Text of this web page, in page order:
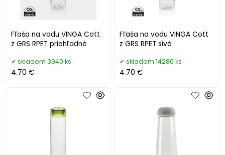
Fľaša na vodu VINGA Cott
z GRS RPET priehľadné
skladom 3940 ks
4.70 €
Fľaša na vodu VINGA Cott
z GRS RPET sivá
skladom 14280 ks
4.70 €